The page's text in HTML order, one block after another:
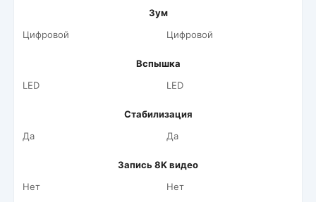
Зум
Цифровой
Цифровой
Вспышка
LED
LED
Стабилизация
Да
Да
Запись 8K видео
Нет
Нет